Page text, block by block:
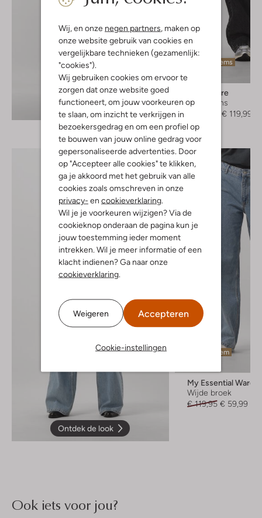
Wij, en onze negen partners, maken op
onze website gebruik van cookies en
vergelijkbare technieken (gezamenlijk:
"cookies").
Wij gebruiken cookies om ervoor te
zorgen dat onze website goed
functioneert, om jouw voorkeuren op
te slaan, om inzicht te verkrijgen in
bezoekersgedrag en om een profiel op
te bouwen van jouw online gedrag voor
gepersonaliseerde advertenties. Door
op "Accepteer alle cookies" te klikken,
ga je akkoord met het gebruik van alle
cookies zoals omschreven in onze
privacy- en cookieverklaring.
Wil je je voorkeuren wijzigen? Via de
cookieknop onderaan de pagina kun je
jouw toestemming ieder moment
intrekken. Wil je meer informatie of een
klacht indienen? Ga naar onze
cookieverklaring.
Weigeren Accepteren
Cookie-instellingen
Ontdek de look
Laatste items
Co'couture
Wide jeans
€ 119,99
Ontdek de look
Laatste item
My Essential
Wijde broek
€ 119,95 € 59,99
Ook iets voor jou?